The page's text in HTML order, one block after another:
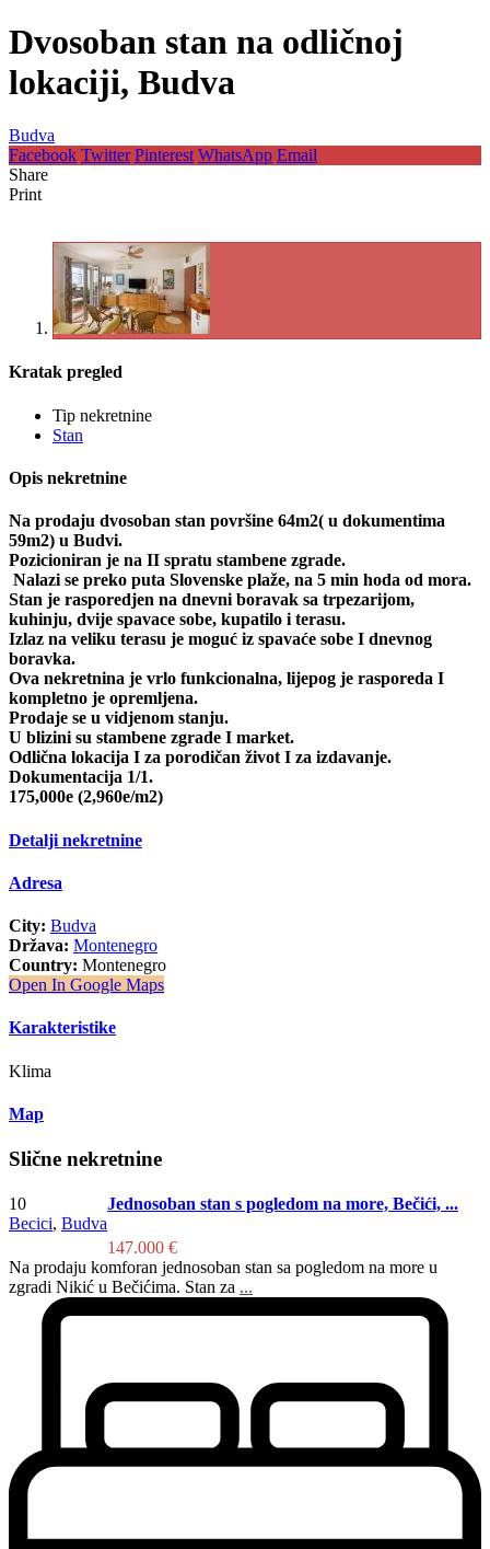
Dvosoban stan na odličnoj
lokaciji, Budva
Budva
Facebook Twitter Pinterest WhatsApp Email
Share
Print
Kratak pregled
Tip nekretnine
Stan
Opis nekretnine
Na prodaju dvosoban stan površine 64m2( u dokumentima
59m2) u Budvi.
Pozicioniran je na II spratu stambene zgrade.
Nalazi se preko puta Slovenske plaže, na 5 min hoda od mora.
Stan je rasporedjen na dnevni boravak sa trpezarijom,
kuhinju, dvije spavace sobe, kupatilo i terasu.
Izlaz na veliku terasu je moguć iz spavaće sobe I dnevnog
boravka.
Ova nekretnina je vrlo funkcionalna, lijepog je rasporeda I
kompletno je opremljena.
Prodaje se u vidjenom stanju.
U blizini su stambene zgrade I market.
Odlična lokacija I za porodičan život I za izdavanje.
Dokumentacija 1/1.
175,000e (2,960e/m2)
Detalji nekretnine
Adresa
City: Budva
Država: Montenegro
Country: Montenegro
Open In Google Maps
Karakteristike
Klima
Map
Slične nekretnine
10
Becici, Budva
Jednosoban stan s pogledom na more, Bečići, ...
147.000 €
Na prodaju komforan jednosoban stan sa pogledom na more u
zgradi Nikić u Bečićima. Stan za ...